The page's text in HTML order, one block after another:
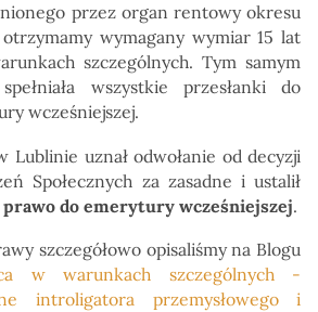
przez organ rentowy okresu
wymagany wymiar 15 lat
szczególnych. Tym samym
wszystkie przesłanki do
wcześniejszej.
Lublinie uznał odwołanie od decyzji
Społecznych za zasadne i ustalił
prawo do emerytury wcześniejszej.
szczegółowo opisaliśmy na Blogu
w warunkach szczególnych -
introligatora przemysłowego i